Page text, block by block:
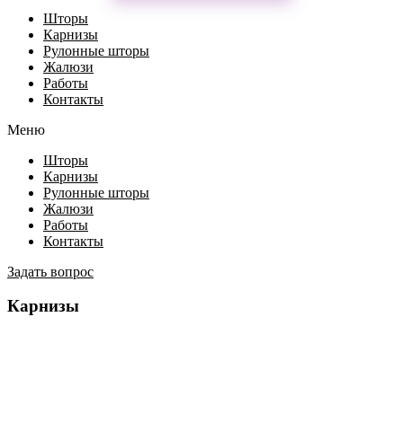
Шторы
Карнизы
Рулонные шторы
Жалюзи
Работы
Контакты
Меню
Шторы
Карнизы
Рулонные шторы
Жалюзи
Работы
Контакты
Задать вопрос
Карнизы